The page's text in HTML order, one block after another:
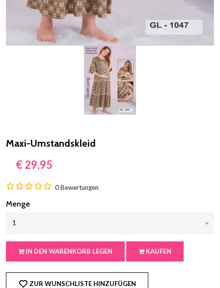
Maxi-Umstandskleid
€ 29,95
0 Bewertungen
Menge
1
IN DEN WARENKORB LEGEN KAUFEN
ZUR WUNSCHLISTE HINZUFÜGEN